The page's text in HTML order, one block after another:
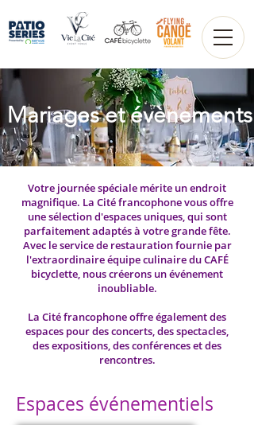
Mariages et évènements
Votre journée spéciale mérite un endroit
magnifique. La Cité francophone vous offre
une sélection d'espaces uniques, qui sont
parfaitement adaptés à votre grande fête.
Avec le service de restauration fournie par
l'extraordinaire équipe culinaire du CAFÉ
bicyclette, nous créerons un événement
inoubliable.
La Cité francophone offre également des
espaces pour des concerts, des spectacles,
des expositions, des conférences et des
rencontres.
Espaces événementiels